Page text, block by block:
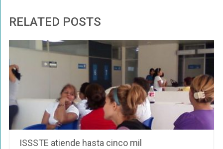
RELATED POSTS
ISSSTE atiende hasta cinco mil